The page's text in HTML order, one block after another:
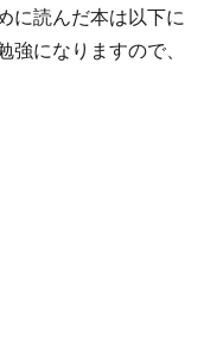
に読んだ本は以下に
になりますので、